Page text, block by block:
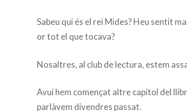
Sabeu qui és el rei Mides? Heu sentit
or tot el que tocava?
Nosaltres, al club de lectura, estem
Avui hem començat altre capítol del
parlàvem divendres passat.